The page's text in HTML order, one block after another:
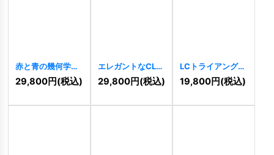
赤と青の幾何学的
なLAロゴ[7107]
29,800円(税込)
エレガントなCLロ
ゴ[ 7096]
29,800円(税込)
LCトライアングル
ロゴ[7095]
19,800円(税込)